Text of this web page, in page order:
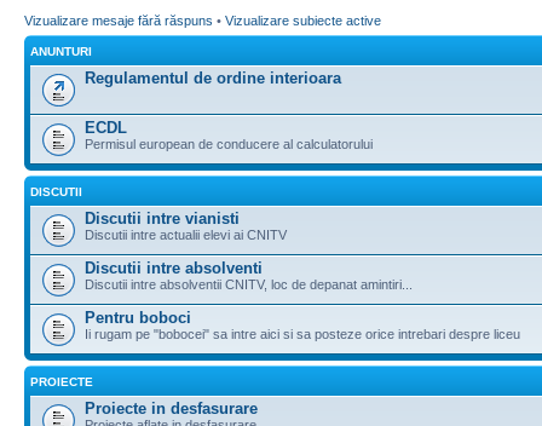
Vizualizare mesaje fără răspuns • Vizualizare subiecte active
ANUNTURI
Regulamentul de ordine interioara
ECDL
Permisul european de conducere al calculatorului
DISCUTII
Discutii intre vianisti
Discutii intre actualii elevi ai CNITV
Discutii intre absolventi
Discutii intre absolventii CNITV, loc de depanat amintiri...
Pentru boboci
Ii rugam pe "bobocei" sa intre aici si sa posteze orice intrebari despre liceu
PROIECTE
Proiecte in desfasurare